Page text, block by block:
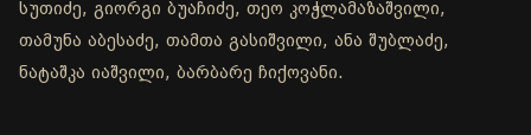
სუთიძე, გიორგი ბუაჩიძე, თეო კოჭლამაზაშვილი,
თამუნა აბესაძე, თამთა გასიშვილი, ანა შუბლაძე,
ნატაშკა იაშვილი, ბარბარე ჩიქოვანი.